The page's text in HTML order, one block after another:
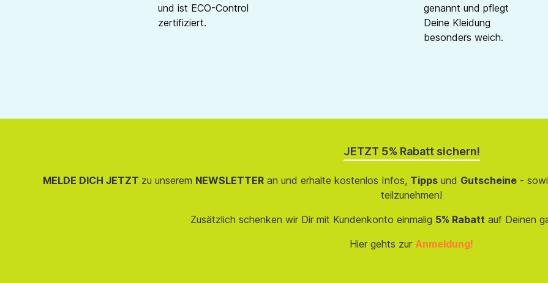
und ist ECO-Control
zertifiziert.
genannt und pflegt
Deine Kleidung
besonders weich.
JETZT 5% Rabatt sichern!
MELDE DICH JETZT zu unserem NEWSLETTERan und erhalte kostenlos Infos, Tippsund Gutscheine-
teilzunehmen!
Zusätzlich schenken wir Dir mit Kundenkonto einmalig 5% Rabatt auf Deinen
Hier gehts zur Anmeldung!